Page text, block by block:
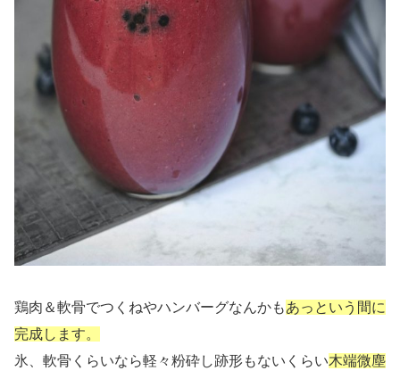
鶏肉＆軟骨でつくねやハンバーグなんかもあっという間に
完成します。
氷、軟骨くらいなら軽々粉砕し跡形もないくらい木端微塵